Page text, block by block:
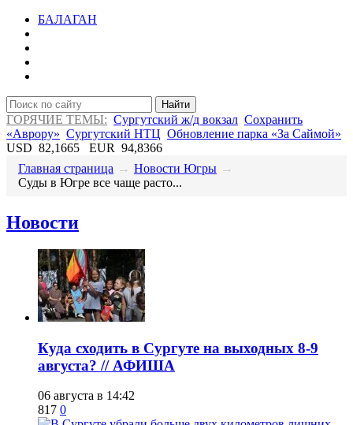
БАЛАГАН
Найти
ГОРЯЧИЕ ТЕМЫ: Сургутский ж/д вокзал Сохранить
«Аврору» Сургутский НТЦ Обновление парка «За Саймой»
USD 82,1665 EUR 94,8366
Главная страница → Новости Югры →
Суды в Югре все чаще расто...
Новости
​Куда сходить в Сургуте на выходных 8-9
августа? // АФИША
06 августа в 14:42
817 0